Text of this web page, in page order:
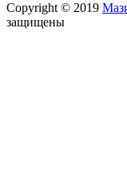
Copyright © 2019
защищены